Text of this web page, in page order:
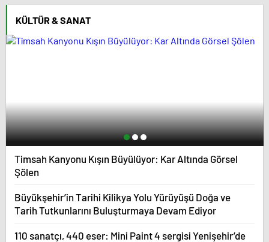
KÜLTÜR & SANAT
Timsah Kanyonu Kışın Büyülüyor: Kar Altında Görsel
Şölen
Büyükşehir’in Tarihi Kilikya Yolu Yürüyüşü Doğa ve
Tarih Tutkunlarını Buluşturmaya Devam Ediyor
110 sanatçı, 440 eser: Mini Paint 4 sergisi Yenişehir’de